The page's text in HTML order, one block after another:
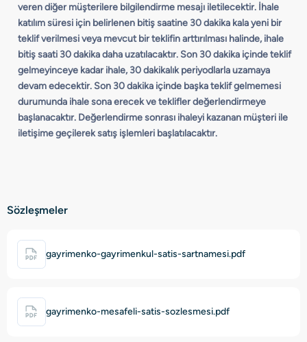
veren diğer müşterilere bilgilendirme mesajı iletilecektir. İhale
katılım süresi için belirlenen bitiş saatine 30 dakika kala yeni bir
teklif verilmesi veya mevcut bir teklifin arttırılması halinde, ihale
bitiş saati 30 dakika daha uzatılacaktır. Son 30 dakika içinde teklif
gelmeyinceye kadar ihale, 30 dakikalık periyodlarla uzamaya
devam edecektir. Son 30 dakika içinde başka teklif gelmemesi
durumunda ihale sona erecek ve teklifler değerlendirmeye
başlanacaktır. Değerlendirme sonrası ihaleyi kazanan müşteri ile
iletişime geçilerek satış işlemleri başlatılacaktır.
Sözleşmeler
gayrimenko-gayrimenkul-satis-sartnamesi.pdf
gayrimenko-mesafeli-satis-sozlesmesi.pdf